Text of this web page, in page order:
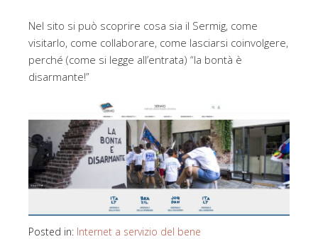
Nel sito si può scoprire cosa sia il Sermig, come
visitarlo, come collaborare, come lasciarsi coinvolgere,
perché (come si legge all’entrata) “la bontà è
disarmante!”
Posted in: Internet a servizio del bene